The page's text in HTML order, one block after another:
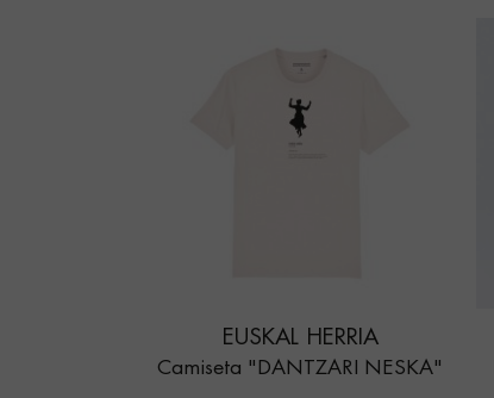
EUSKAL HERRIA
Camiseta "DANTZARI NESKA"